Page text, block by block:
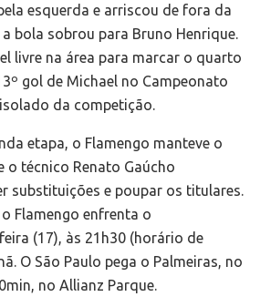
esquerda e arriscou de fora da
bola sobrou para Bruno Henrique.
livre na área para marcar o quarto
gol de Michael no Campeonato
da competição.
etapa, o Flamengo manteve o
o técnico Renato Gaúcho
substituições e poupar os titulares.
Flamengo enfrenta o
(17), às 21h30 (horário de
O São Paulo pega o Palmeiras, no
no Allianz Parque.